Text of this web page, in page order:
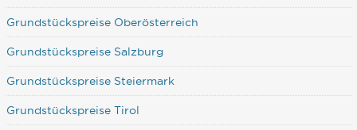
Grundstückspreise Oberösterreich
Grundstückspreise Salzburg
Grundstückspreise Steiermark
Grundstückspreise Tirol